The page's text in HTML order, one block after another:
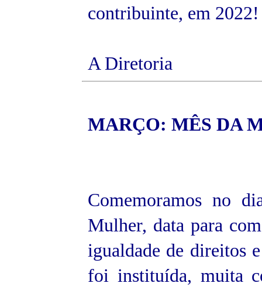
contribuinte, em 2022!
A Diretoria
MARÇO: MÊS DA
Comemoramos no
Mulher, data para
igualdade de direitos
foi instituída, muita